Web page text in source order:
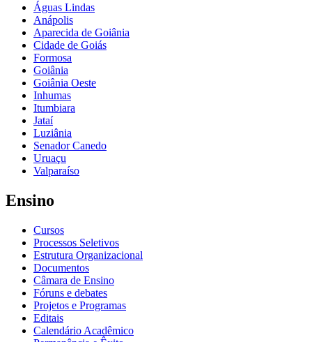
Águas Lindas
Anápolis
Aparecida de Goiânia
Cidade de Goiás
Formosa
Goiânia
Goiânia Oeste
Inhumas
Itumbiara
Jataí
Luziânia
Senador Canedo
Uruaçu
Valparaíso
Ensino
Cursos
Processos Seletivos
Estrutura Organizacional
Documentos
Câmara de Ensino
Fóruns e debates
Projetos e Programas
Editais
Calendário Acadêmico